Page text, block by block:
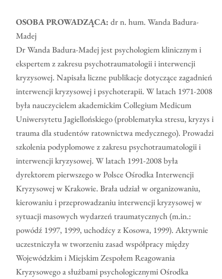
OSOBA PROWADZĄCA: dr n. hum. Wanda Badura-
Madej
Dr Wanda Badura-Madej jest psychologiem klinicznym i
ekspertem z zakresu psychotraumatologii i interwencji
kryzysowej. Napisała liczne publikacje dotyczące zagadnień
interwencji kryzysowej i psychoterapii. W latach 1971-2008
była nauczycielem akademickim Collegium Medicum
Uniwersytetu Jagiellońskiego (problematyka stresu, kryzys i
trauma dla studentów ratownictwa medycznego). Prowadzi
szkolenia podyplomowe z zakresu psychotraumatologii i
interwencji kryzysowej. W latach 1991-2008 była
dyrektorem pierwszego w Polsce Ośrodka Interwencji
Kryzysowej w Krakowie. Brała udział w organizowaniu,
kierowaniu i przeprowadzaniu interwencji kryzysowej w
sytuacji masowych wydarzeń traumatycznych (m.in.:
powódź 1997, 1999, uchodźcy z Kosowa, 1999). Aktywnie
uczestniczyła w tworzeniu zasad współpracy między
Wojewódzkim i Miejskim Zespołem Reagowania
Kryzysowego a służbami psychologicznymi Ośrodka